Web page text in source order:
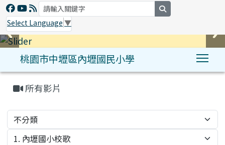
Select Language ▼
桃園市中壢區內壢國民小學
:::
所有影片